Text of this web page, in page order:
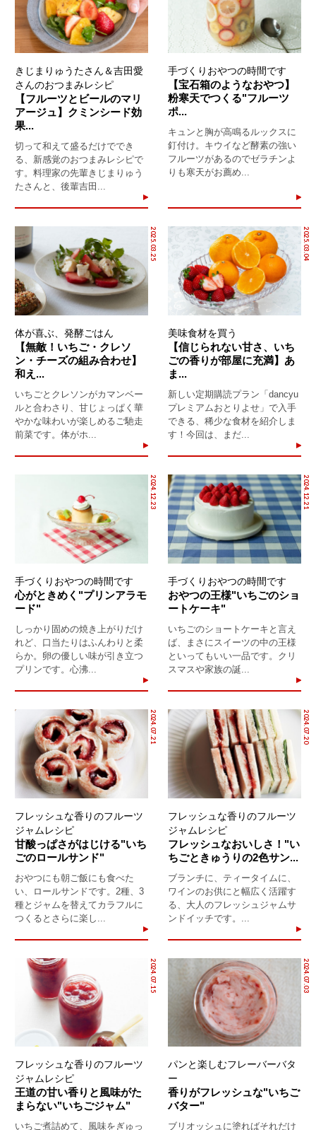
きじまりゅうたさん＆吉田愛
さんのおつまみレシピ
【フルーツとビールのマリ
アージュ】クミンシード効
果...
切って和えて盛るだけででき
る、新感覚のおつまみレシピで
す。料理家の先輩きじまりゅう
たさんと、後輩吉田...
手づくりおやつの時間です
【宝石箱のようなおやつ】
粉寒天でつくる"フルーツ
ポ...
キュンと胸が高鳴るルックスに
釘付け。キウイなど酵素の強い
フルーツがあるのでゼラチンよ
りも寒天がお薦め...
2025.03.25
体が喜ぶ、発酵ごはん
【無敵！いちご・クレソ
ン・チーズの組み合わせ】
和え...
いちごとクレソンがカマンベー
ルと合わさり、甘じょっぱく華
やかな味わいが楽しめるご馳走
前菜です。体がホ...
2025.03.04
美味食材を買う
【信じられない甘さ、いち
ごの香りが部屋に充満】あ
ま...
新しい定期購読プラン「dancyu
プレミアムおとりよせ」で入手
できる、稀少な食材を紹介しま
す！今回は、まだ...
2024.12.23
手づくりおやつの時間です
心がときめく"プリンアラモ
ード"
しっかり固めの焼き上がりだけ
れど、口当たりはふんわりと柔
らか。卵の優しい味が引き立つ
プリンです。心沸...
2024.12.21
手づくりおやつの時間です
おやつの王様"いちごのショ
ートケーキ"
いちごのショートケーキと言え
ば、まさにスイーツの中の王様
といってもいい一品です。クリ
スマスや家族の誕...
2024.07.21
フレッシュな香りのフルーツ
ジャムレシピ
甘酸っぱさがはじける"いち
ごのロールサンド"
おやつにも朝ご飯にも食べた
い、ロールサンドです。2種、3
種とジャムを替えてカラフルに
つくるとさらに楽し...
2024.07.20
フレッシュな香りのフルーツ
ジャムレシピ
フレッシュなおいしさ！"い
ちごときゅうりの2色サン...
ブランチに、ティータイムに、
ワインのお供にと幅広く活躍す
る、大人のフレッシュジャムサ
ンドイッチです。...
2024.07.15
フレッシュな香りのフルーツ
ジャムレシピ
王道の甘い香りと風味がた
まらない"いちごジャム"
いちご煮詰めて、風味をぎゅっ
2024.07.03
パンと楽しむフレーバーバタ
ー
香りがフレッシュな"いちご
バター"
ブリオッシュに塗ればそれだけ